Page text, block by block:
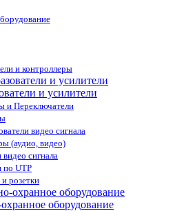
и контроллеры
и усилители
и Переключатели
видео сигнала
(аудио, видео)
видео сигнала
по UTP
розетки
оборудование